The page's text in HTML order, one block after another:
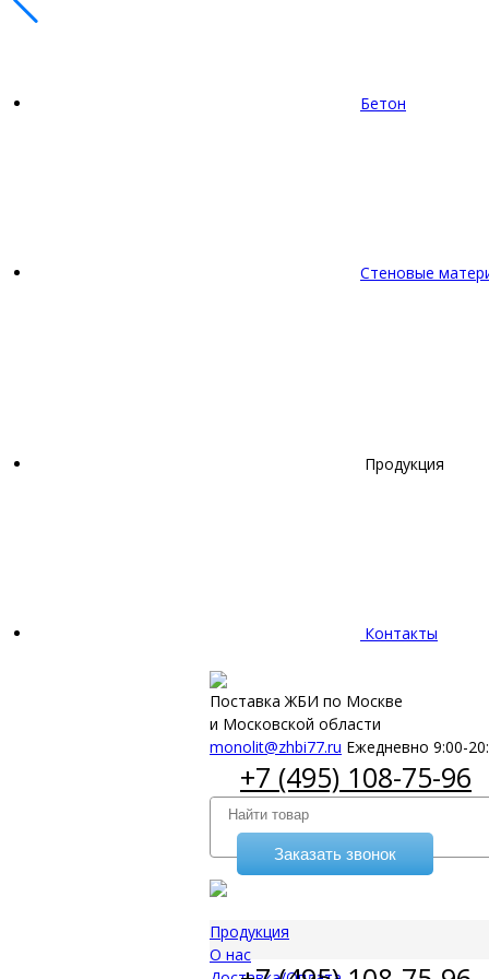
Бетон
Стеновые
Продукция
Контакты
Поставка ЖБИ по Москве
и Московской области
monolit@zhbi77.ru Ежедневно 9:00-
+7 (495) 108-75-96
Заказать звонок
Продукция
О нас